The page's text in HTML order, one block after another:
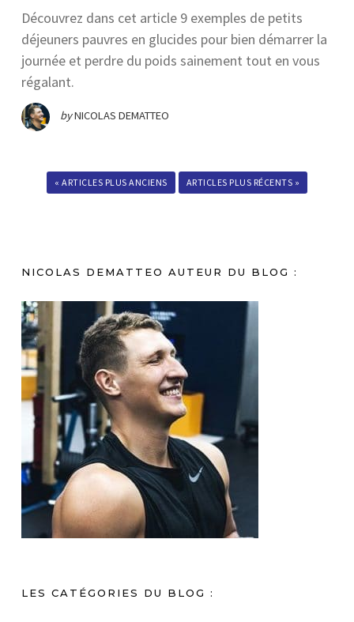
Découvrez dans cet article 9 exemples de petits
déjeuners pauvres en glucides pour bien démarrer la
journée et perdre du poids sainement tout en vous
régalant.
byNICOLAS DEMATTEO
« ARTICLES PLUS ANCIENS ARTICLES PLUS RÉCENTS »
NICOLAS DEMATTEO AUTEUR DU BLOG :
LES CATÉGORIES DU BLOG :